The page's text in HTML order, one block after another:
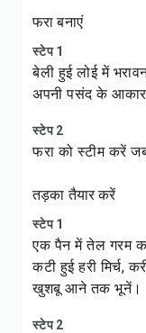
फरा बनाएं
स्टेप 1
बेली हुई लोई में
अपनी पसंद के आकार
स्टेप 2
फरा को स्टीम करें
तड़का तैयार करें
स्टेप 1
एक पैन में तेल गरम
कटी हुई हरी मिर्च,
खुशबू आने तक भूनें।
स्टेप 2